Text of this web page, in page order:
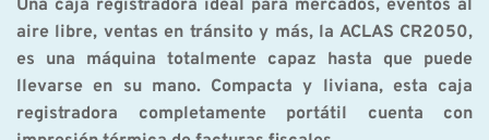
Una caja registradora ideal para mercados, eventos al
aire libre, ventas en tránsito y más, la ACLAS CR2050,
es una máquina totalmente capaz hasta que puede
llevarse en su mano. Compacta y liviana, esta caja
registradora completamente portátil cuenta con